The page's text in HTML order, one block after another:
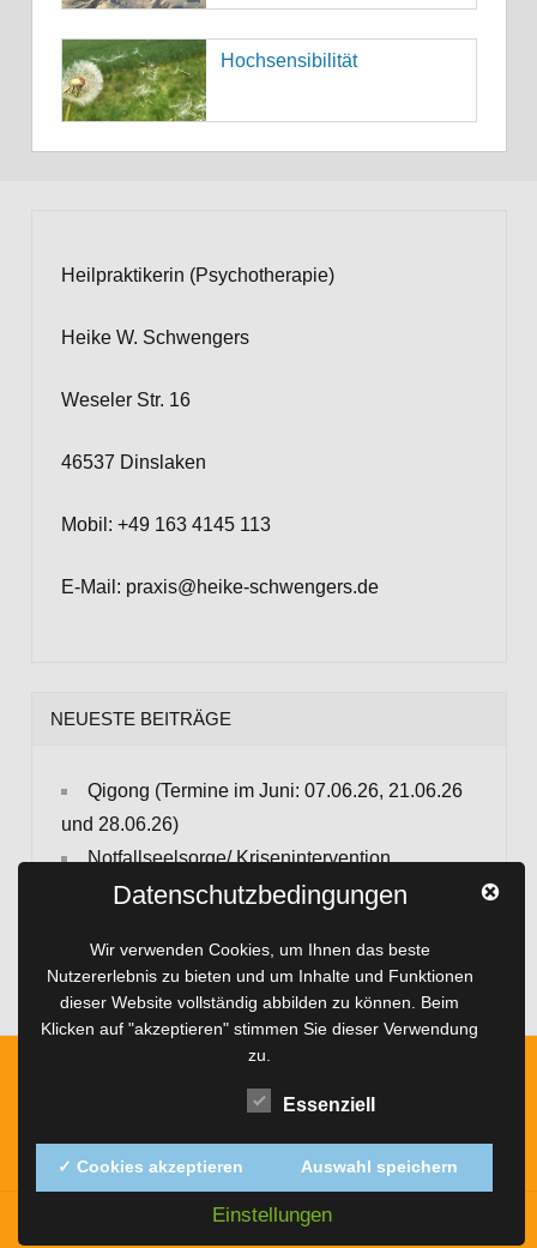
Hochsensibilität
Heilpraktikerin (Psychotherapie)
Heike W. Schwengers
Weseler Str. 16
46537 Dinslaken
Mobil: +49 163 4145 113
E-Mail: praxis@heike-schwengers.de
NEUESTE BEITRÄGE
Qigong (Termine im Juni: 07.06.26, 21.06.26
und 28.06.26)
Notfallseelsorge/ Krisenintervention
Sport für die Seele
Hochsensibilität
Impressum
Datenschutzbedingungen
Wir verwenden Cookies, um Ihnen das beste
Nutzererlebnis zu bieten und um Inhalte und Funktionen
dieser Website vollständig abbilden zu können. Beim
Klicken auf "akzeptieren" stimmen Sie dieser Verwendung
zu.
Essenziell
✓ Cookies akzeptieren Auswahl speichern
Einstellungen